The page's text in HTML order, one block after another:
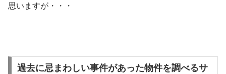
思いますが・・・
過去に忌まわしい事件があった物件を調べるサ